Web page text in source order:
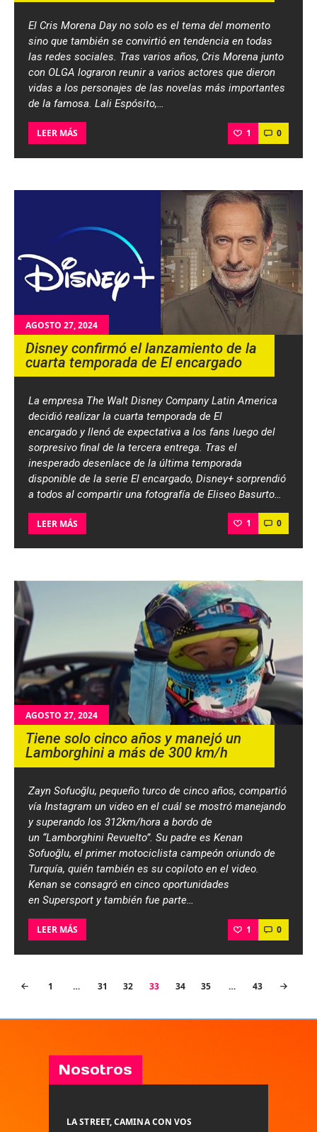
El Cris Morena Day no solo es el tema del momento
sino que también se convirtió en tendencia en todas
las redes sociales. Tras varios años, Cris Morena junto
con OLGA lograron reunir a varios actores que dieron
vidas a los personajes de las novelas más importantes
de la famosa. Lali Espósito,…
LEER MÁS 1 0
AGOSTO 27, 2024
Disney confirmó el lanzamiento de la
cuarta temporada de El encargado
La empresa The Walt Disney Company Latin America
decidió realizar la cuarta temporada de El
encargado y llenó de expectativa a los fans luego del
sorpresivo final de la tercera entrega. Tras el
inesperado desenlace de la última temporada
disponible de la serie El encargado, Disney+ sorprendió
a todos al compartir una fotografía de Eliseo Basurto…
LEER MÁS 1 0
AGOSTO 27, 2024
Tiene solo cinco años y manejó un
Lamborghini a más de 300 km/h
Zayn Sofuoğlu, pequeño turco de cinco años, compartió
vía Instagram un video en el cuál se mostró manejando
y superando los 312km/hora a bordo de
un “Lamborghini Revuelto”. Su padre es Kenan
Sofuoğlu, el primer motociclista campeón oriundo de
Turquía, quién también es su copiloto en el video.
Kenan se consagró en cinco oportunidades
en Supersport y también fue parte…
LEER MÁS 1 0
Paginación
entradas
<
PAGE
1 … PAGE
31 PAGE
32 PAGE
33 PAGE
34 PAGE
35 … PAGE
43
Nosotros
LA STREET, CAMINA CON VOS